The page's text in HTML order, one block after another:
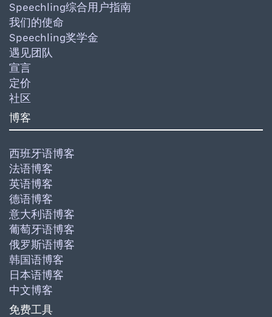
Speechling综合用户指南
我们的使命
Speechling奖学金
遇见团队
宣言
定价
社区
博客
西班牙语博客
法语博客
英语博客
德语博客
意大利语博客
葡萄牙语博客
俄罗斯语博客
韩国语博客
日本语博客
中文博客
免费工具